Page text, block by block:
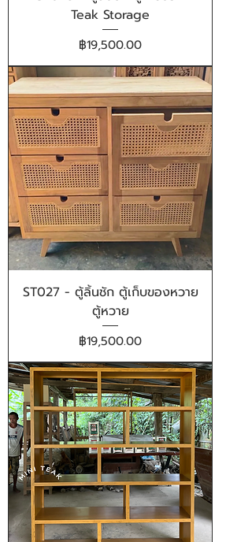
Teak Storage
ราคา
฿19,500.00
ST027 - ตู้ลิ้นชัก ตู้เก็บของหวาย
ตู้หวาย
ราคา
฿19,500.00